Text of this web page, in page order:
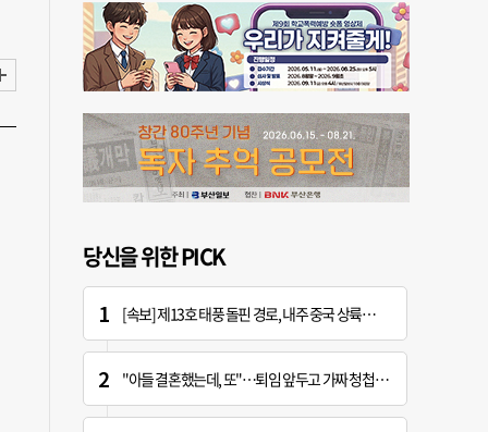
당신을 위한 PICK
[속보] 제13호 태풍 돌핀 경로, 내주 중국 상륙…'불가마 더위' 언제까지
"아들 결혼했는데, 또"…퇴임 앞두고 가짜 청첩장 뿌린 초등 교장 송치